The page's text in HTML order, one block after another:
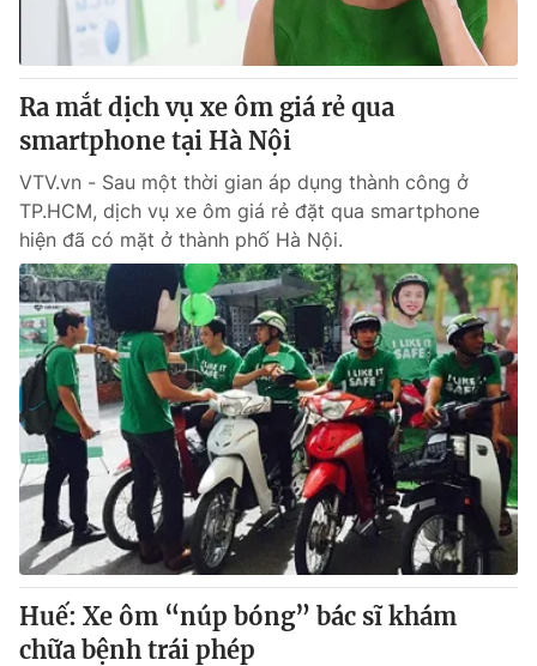
Ra mắt dịch vụ xe ôm giá rẻ qua
smartphone tại Hà Nội
VTV.vn - Sau một thời gian áp dụng thành công ở
TP.HCM, dịch vụ xe ôm giá rẻ đặt qua smartphone
hiện đã có mặt ở thành phố Hà Nội.
Huế: Xe ôm “núp bóng” bác sĩ khám
chữa bệnh trái phép